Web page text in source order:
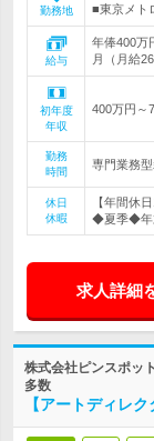
勤務地
■東京メト
給与
年俸400万
月（月給
初年度
年収
400万円～
勤務
時間
専門業務
休日
休暇
【年間休
◆夏季◆年
求人詳細
株式会社ピンスポッ
多数
【アートディレ